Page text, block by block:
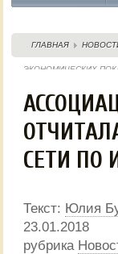
ГЛАВНАЯ
ЭКОНОМИЧЕСКИХ
СЕТИ ПО
Текст: Юлия
23.01.2018
рубрика